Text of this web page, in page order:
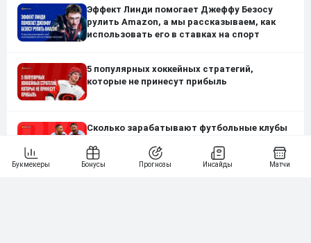
Эффект Линди помогает Джеффу Безосу
рулить Amazon, а мы рассказываем, как
использовать его в ставках на спорт
5 популярных хоккейных стратегий,
которые не принесут прибыль
Сколько зарабатывают футбольные клубы
странах? От Бразилии до России